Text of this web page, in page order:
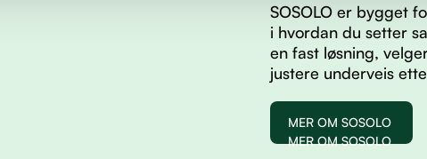
SOSOLO er bygget
i hvordan du setter
en fast løsning,
justere underveis
MER OM SOSOLO
MER OM SOSOLO